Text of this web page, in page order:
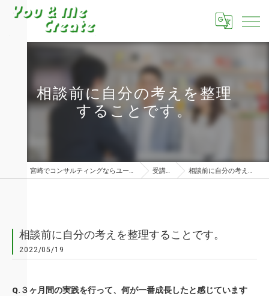
相談前に自分の考えを整理
することです。
宮崎でコンサルティングならユーアンドミークリエイト株式会社 受講者の声 相談前に自分の考えを整理することです。
相談前に自分の考えを整理することです。
2022/05/19
Q.３ヶ月間の実践を行って、何が一番成長したと感じています